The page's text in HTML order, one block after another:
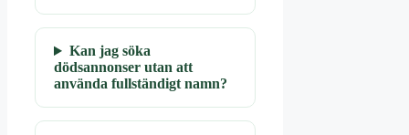
Kan jag söka
dödsannonser utan att
använda fullständigt namn?